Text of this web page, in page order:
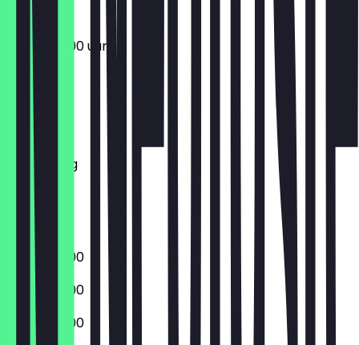
09:00 - 18:00 uur
Maandag
Dinsdag
Woensdag
Donderdag
Vrijdag
Zaterdag
Zondag
09:00 - 18:00
09:00 - 18:00
09:00 - 18:00